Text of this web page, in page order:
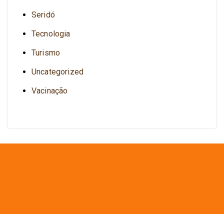
Seridó
Tecnologia
Turismo
Uncategorized
Vacinação